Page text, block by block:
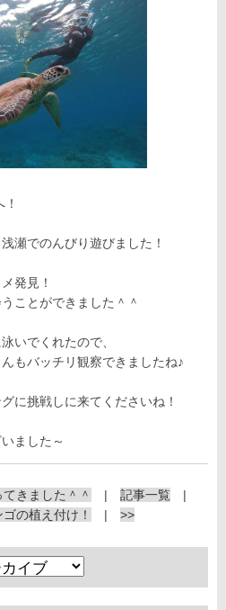
瀬でのんびり遊びました！
発見！
ことができました＾＾
いでくれたので、
もバッチリ観察できましたね♪
に挑戦しに来てくださいね！
ました～
きました＾＾ | 記事一覧 |
の植え付け！
| >>